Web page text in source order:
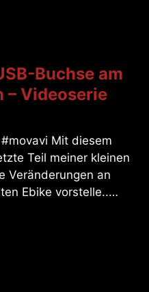
Buchse am
– Videoserie
Mit diesem
Teil meiner kleinen
Veränderungen an
Ebike vorstelle..…